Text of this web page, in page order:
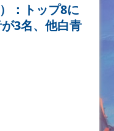
：トップ8に
3名、他白青